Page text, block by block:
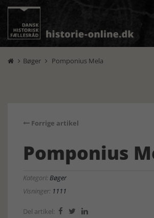
 Bøger  Pomponius Mela
Forrige artikel
Pomponius
Kategori:Bøger
Visninger: 1111
Del artikel:   